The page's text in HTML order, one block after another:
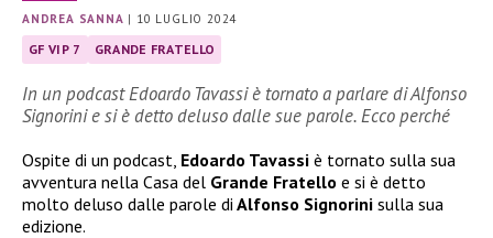
ANDREA SANNA | 10 LUGLIO 2024
GF VIP 7 GRANDE FRATELLO
In un podcast Edoardo Tavassi è tornato a parlare di Alfonso
Signorini e si è detto deluso dalle sue parole. Ecco perché
Ospite di un podcast, Edoardo Tavassi è tornato sulla sua
avventura nella Casa del Grande Fratello e si è detto
molto deluso dalle parole di Alfonso Signorini sulla sua
edizione.